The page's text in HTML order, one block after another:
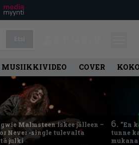
MUSIIKKIVIDEO COVER
Malmsteen iskee jälleen –
Never -single tulevalta
julki
6. ”En
tunne